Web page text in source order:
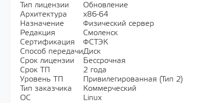
Тип лицензии
Обновление
Архитектура
х86-64
Назначение
Физический сервер
Редакция
Смоленск
Сертификация
ФСТЭК
Способ передачиДиск
Срок лицензии
Бессрочная
Срок ТП
2 года
Уровень ТП
Привилегированная (Тип 2)
Тип заказчика
Коммерческий
ОС
Linux